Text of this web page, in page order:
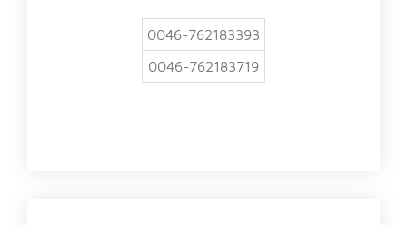
0046-762183393
0046-762183719